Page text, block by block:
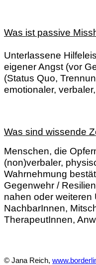
Was ist passive
Unterlassene
eigener Angst (vor
(Status Quo,
emotionaler,
Was sind wissende
Menschen, die
(non)verbaler,
Wahrnehmung
Gegenwehr /
nahen oder weiteren
NachbarInnen,
TherapeutInnen,
© Jana Reich,